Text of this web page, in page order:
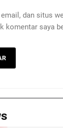
dan situs
komentar saya